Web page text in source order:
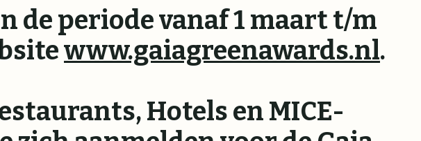
de periode vanaf 1 maart t/m
www.gaiagreenawards.nl.
Hotels en MICE-